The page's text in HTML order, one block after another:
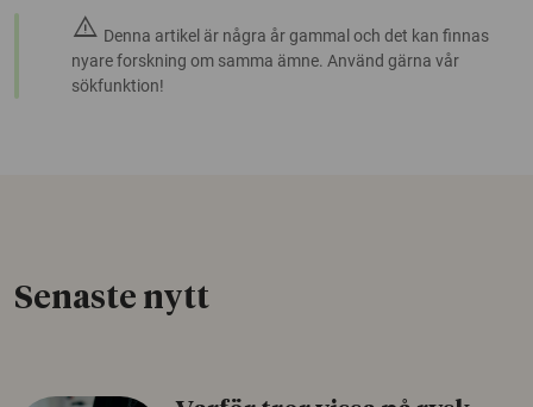
warning Denna artikel är några år gammal och det kan finnas
nyare forskning om samma ämne. Använd gärna vår
sökfunktion!
Senaste nytt